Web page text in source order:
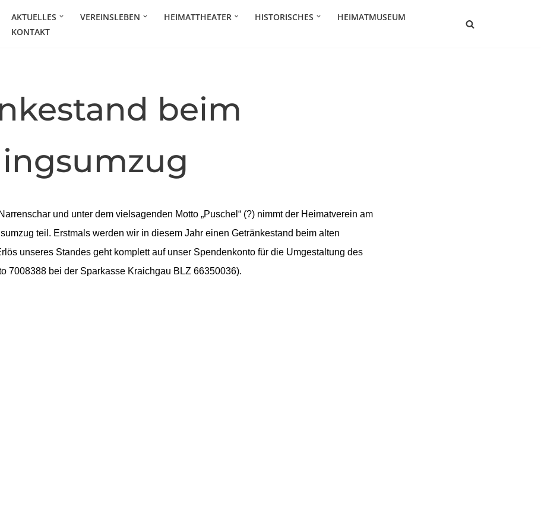
AKTUELLES VEREINSLEBEN HEIMATTHEATER HISTORISCHES
HEIMATMUSEUM
KONTAKT
beim
und unter dem vielsagenden Motto „Puschel“ (?) nimmt der Heimatverein am
teil. Erstmals werden wir in diesem Jahr einen Getränkestand beim alten
unseres Standes geht komplett auf unser Spendenkonto für die Umgestaltung des
7008388 bei der Sparkasse Kraichgau BLZ 66350036).